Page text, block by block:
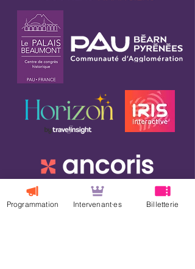
Programmation Intervenant·es Billetterie